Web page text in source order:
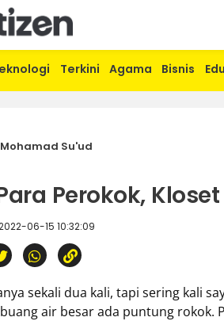
Terkini Agama Bisnis
Mohamad Su'ud
Perokok,
06-15 10:32:09
sekali dua kali, tapi sering kali
air besar ada puntung rokok.